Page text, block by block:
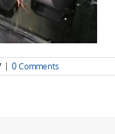
0 Comments